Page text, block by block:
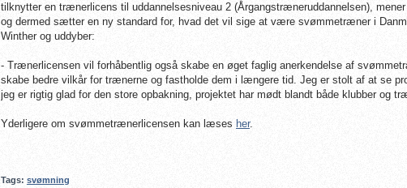
tilknytter en trænerlicens til uddannelsesniveau 2 (Årgangstræneruddannelsen),
og dermed sætter en ny standard for, hvad det vil sige at være svømmetræner i
Winther og uddyber:
- Trænerlicensen vil forhåbentlig også skabe en øget faglig anerkendelse af
skabe bedre vilkår for trænerne og fastholde dem i længere tid. Jeg er stolt af at se
jeg er rigtig glad for den store opbakning, projektet har mødt blandt både klubber og
Yderligere om svømmetrænerlicensen kan læses her.
Tags: svømning